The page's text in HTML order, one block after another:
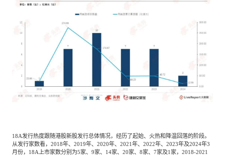
18A发行热度跟随港股新股发行总体情况，经历了起始、火热和降温回落的阶段。
从发行家数看，2018年、2019年、2020年、2021年、2022年、2023年及2024年3
月份，18A上市家数分别为5家、9家、14家、20家、8家、7家及1家，2018-2021